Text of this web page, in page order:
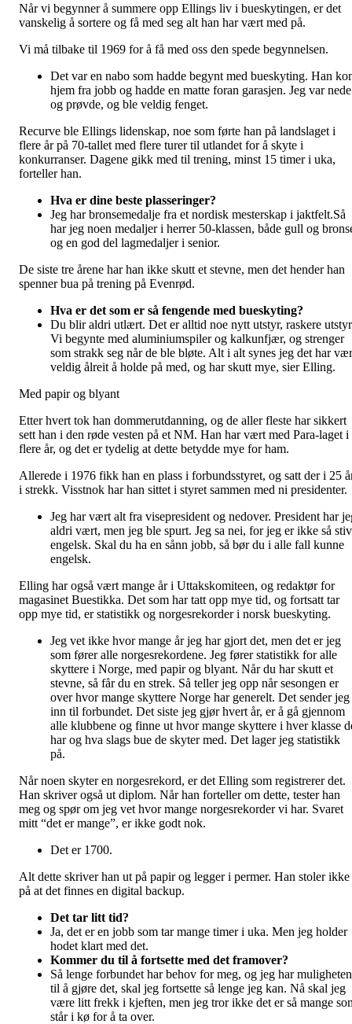
Når vi begynner å summere opp Ellings liv i bueskytingen, er det
vanskelig å sortere og få med seg alt han har vært med på.
Vi må tilbake til 1969 for å få med oss den spede begynnelsen.
Det var en nabo som hadde begynt med bueskyting. Han
hjem fra jobb og hadde en matte foran garasjen. Jeg var nede
og prøvde, og ble veldig fenget.
Recurve ble Ellings lidenskap, noe som førte han på landslaget i
flere år på 70-tallet med flere turer til utlandet for å skyte i
konkurranser. Dagene gikk med til trening, minst 15 timer i uka,
forteller han.
Hva er dine beste plasseringer?
Jeg har bronsemedalje fra et nordisk mesterskap i jaktfelt.Så
har jeg noen medaljer i herrer 50-klassen, både gull og
og en god del lagmedaljer i senior.
De siste tre årene har han ikke skutt et stevne, men det hender han
spenner bua på trening på Evenrød.
Hva er det som er så fengende med bueskyting?
Du blir aldri utlært. Det er alltid noe nytt utstyr, raskere
Vi begynte med aluminiumspiler og kalkunfjær, og strenger
som strakk seg når de ble bløte. Alt i alt synes jeg det har
veldig ålreit å holde på med, og har skutt mye, sier Elling.
Med papir og blyant
Etter hvert tok han dommerutdanning, og de aller fleste har sikkert
sett han i den røde vesten på et NM. Han har vært med Para-laget i
flere år, og det er tydelig at dette betydde mye for ham.
Allerede i 1976 fikk han en plass i forbundsstyret, og satt der i 25
i strekk. Visstnok har han sittet i styret sammen med ni presidenter.
Jeg har vært alt fra visepresident og nedover. President har
aldri vært, men jeg ble spurt. Jeg sa nei, for jeg er ikke så
engelsk. Skal du ha en sånn jobb, så bør du i alle fall kunne
engelsk.
Elling har også vært mange år i Uttakskomiteen, og redaktør for
magasinet Buestikka. Det som har tatt opp mye tid, og fortsatt tar
opp mye tid, er statistikk og norgesrekorder i norsk bueskyting.
Jeg vet ikke hvor mange år jeg har gjort det, men det er jeg
som fører alle norgesrekordene. Jeg fører statistikk for alle
skyttere i Norge, med papir og blyant. Når du har skutt et
stevne, så får du en strek. Så teller jeg opp når sesongen er
over hvor mange skyttere Norge har generelt. Det sender jeg
inn til forbundet. Det siste jeg gjør hvert år, er å gå gjennom
alle klubbene og finne ut hvor mange skyttere i hver klasse
har og hva slags bue de skyter med. Det lager jeg statistikk
på.
Når noen skyter en norgesrekord, er det Elling som registrerer det.
Han skriver også ut diplom. Når han forteller om dette, tester han
meg og spør om jeg vet hvor mange norgesrekorder vi har. Svaret
mitt “det er mange”, er ikke godt nok.
Det er 1700.
Alt dette skriver han ut på papir og legger i permer. Han stoler ikke
på at det finnes en digital backup.
Det tar litt tid?
Ja, det er en jobb som tar mange timer i uka. Men jeg holder
hodet klart med det.
Kommer du til å fortsette med det framover?
Så lenge forbundet har behov for meg, og jeg har muligheten
til å gjøre det, skal jeg fortsette så lenge jeg kan. Nå skal jeg
være litt frekk i kjeften, men jeg tror ikke det er så mange
står i kø for å ta over.